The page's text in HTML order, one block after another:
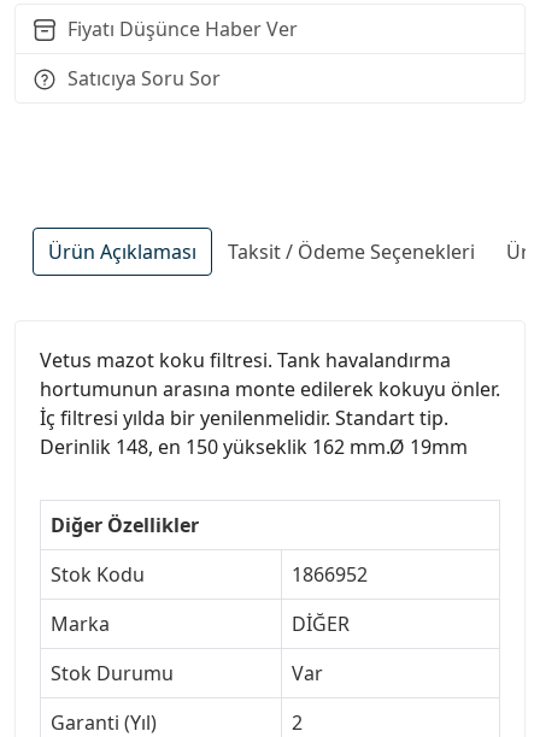
Fiyatı Düşünce Haber Ver
Satıcıya Soru Sor
Ürün Açıklaması Taksit / Ödeme Seçenekleri
Vetus mazot koku filtresi. Tank havalandırma
hortumunun arasına monte edilerek kokuyu önler.
İç filtresi yılda bir yenilenmelidir. Standart tip.
Derinlik 148, en 150 yükseklik 162 mm.Ø 19mm
Diğer Özellikler
Stok Kodu
1866952
Marka
DİĞER
Stok Durumu
Var
Garanti (Yıl)
2